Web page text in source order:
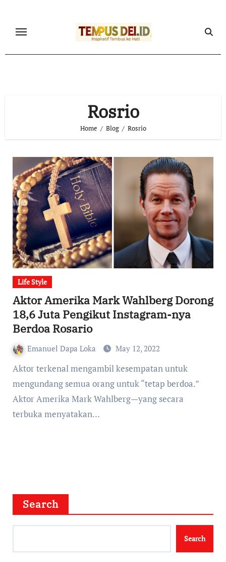
content
Rosrio
Home Blog Rosrio
Life Style
Aktor Amerika Mark Wahlberg Dorong
18,6 Juta Pengikut Instagram-nya
Berdoa Rosario
Emanuel Dapa Loka May 12, 2022
Aktor terkenal mengambil kesempatan untuk
mengundang semua orang untuk “tetap berdoa.”
Aktor Amerika Mark Wahlberg—yang secara
terbuka menyatakan…
Search
Search